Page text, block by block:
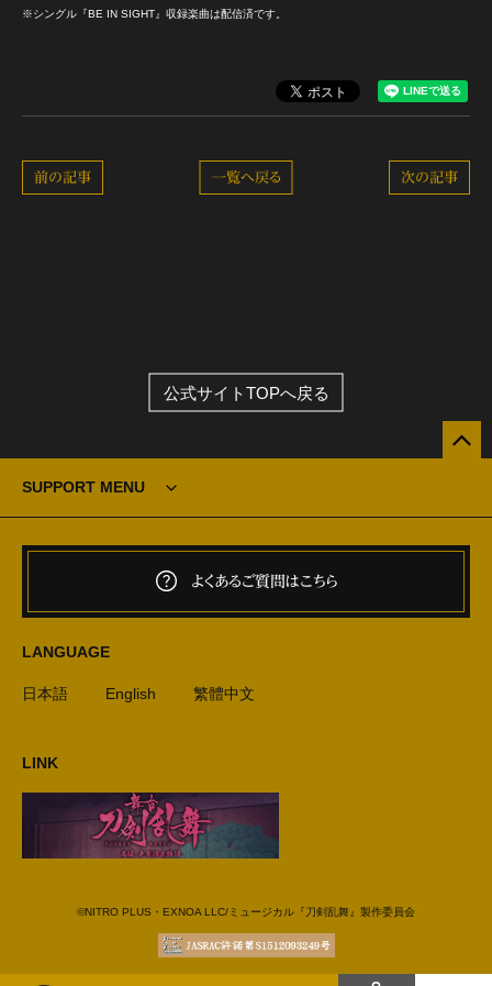
※シングル『BE IN SIGHT』収録楽曲は配信済です。
次の記事
一覧へ戻る
前の記事
公式サイトTOPへ戻る
SUPPORT MENU
よくあるご質問はこちら
LANGUAGE
日本語 English 繁體中文
LINK
©NITRO PLUS・EXNOA LLC/ミュージカル『刀剣乱舞』製作委員会